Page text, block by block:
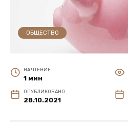
ОБЩЕСТВО
НА ЧТЕНИЕ
1 мин
ОПУБЛИКОВАНО
28.10.2021